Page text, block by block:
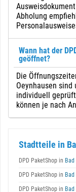
Abholung
Wann hat der
geöffnet?
Die
Oeynhausen
individuell
können je nach
Stadtteile in
DPD PaketShop in
DPD PaketShop in
DPD PaketShop in